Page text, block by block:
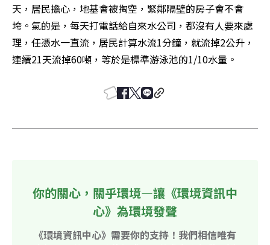
天，居民擔心，地基會被掏空，緊鄰隔壁的房子會不會
垮。氣的是，每天打電話給自來水公司，都沒有人要來處
理，任憑水一直流，居民計算水流1分鐘，就流掉2公升，
連續21天流掉60噸，等於是標準游泳池的1/10水量。
你的關心，關乎環境—讓《環境資訊中
心》為環境發聲
《環境資訊中心》需要你的支持！我們相信唯有